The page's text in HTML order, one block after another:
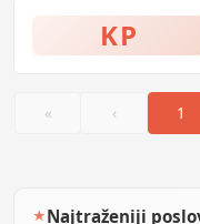
KP
«
‹ 1
★Najtraženiji